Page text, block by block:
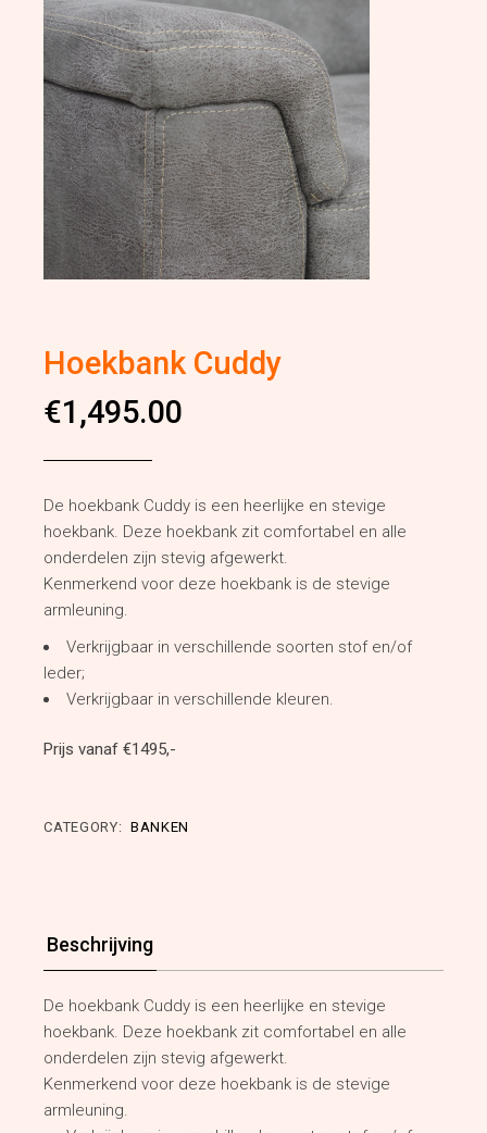
Hoekbank Cuddy
€1,495.00
De hoekbank Cuddy is een heerlijke en stevige
hoekbank. Deze hoekbank zit comfortabel en alle
onderdelen zijn stevig afgewerkt.
Kenmerkend voor deze hoekbank is de stevige
armleuning.
Verkrijgbaar in verschillende soorten stof en/of
leder;
Verkrijgbaar in verschillende kleuren.
Prijs vanaf €1495,-
CATEGORY: BANKEN
Beschrijving
De hoekbank Cuddy is een heerlijke en stevige
hoekbank. Deze hoekbank zit comfortabel en alle
onderdelen zijn stevig afgewerkt.
Kenmerkend voor deze hoekbank is de stevige
armleuning.